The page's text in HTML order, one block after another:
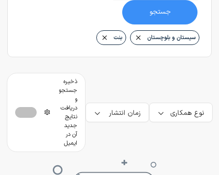
جستجو
سیستان و بلوچستان بنت
نوع همکاری زمان انتشار
ذخیره
جستجو
و
دریافت
نتایج
جدید
آن در
ایمیل